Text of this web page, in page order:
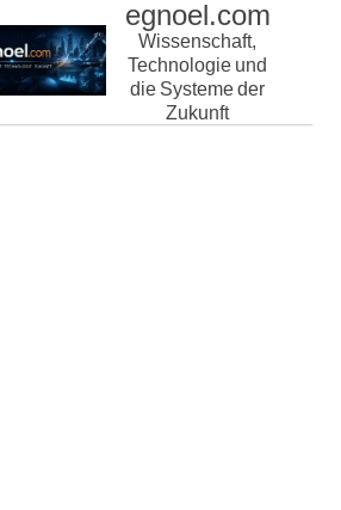
egnoel.com
Wissenschaft,
Technologie und
die Systeme der
Zukunft